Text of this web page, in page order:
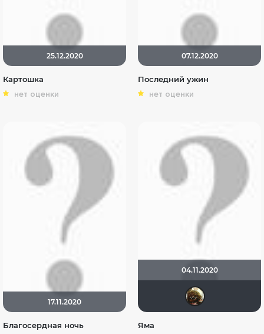
25.12.2020
Картошка
нет оценки
07.12.2020
Последний ужин
нет оценки
17.11.2020
Благосердная ночь
04.11.2020
Яма